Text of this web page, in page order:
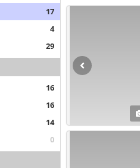
17
4
29
16
16
14
0